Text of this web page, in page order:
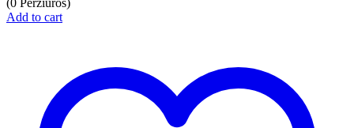
Add to cart